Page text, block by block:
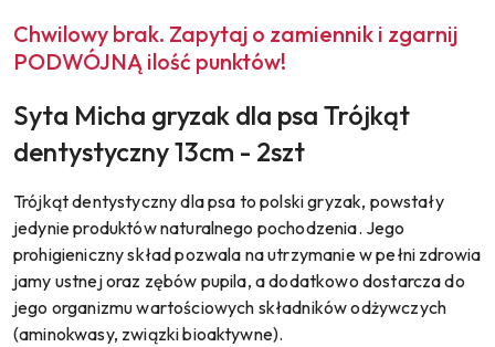
Chwilowy brak. Zapytaj o zamiennik i zgarnij
PODWÓJNĄ ilość punktów!
Syta Micha gryzak dla psa Trójkąt
dentystyczny 13cm - 2szt
Trójkąt dentystyczny dla psa to polski gryzak, powstały
jedynie produktów naturalnego pochodzenia. Jego
prohigieniczny skład pozwala na utrzymanie w pełni zdrowia
jamy ustnej oraz zębów pupila, a dodatkowo dostarcza do
jego organizmu wartościowych składników odżywczych
(aminokwasy, związki bioaktywne).